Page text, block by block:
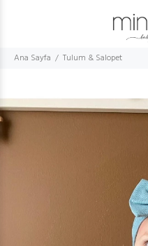
Ana Sayfa Tulum & Salopet